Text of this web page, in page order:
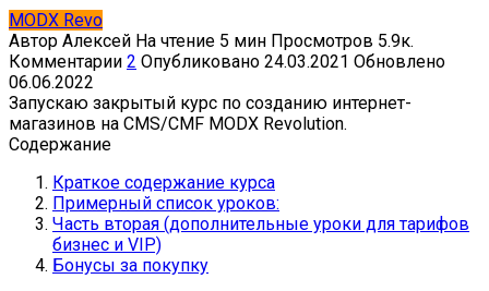
MODX Revo
Автор Алексей На чтение 5 мин Просмотров 5.9к.
Комментарии 2 Опубликовано 24.03.2021 Обновлено
06.06.2022
Запускаю закрытый курс по созданию интернет-
магазинов на CMS/CMF MODX Revolution.
Содержание
Краткое содержание курса
Примерный список уроков:
Часть вторая (дополнительные уроки для тарифов
бизнес и VIP)
Бонусы за покупку